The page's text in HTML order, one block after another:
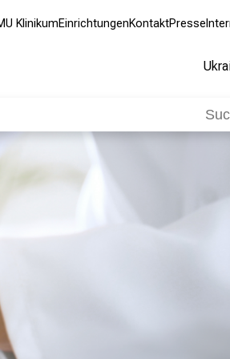
KlinikumEinrichtungenKontaktPresse